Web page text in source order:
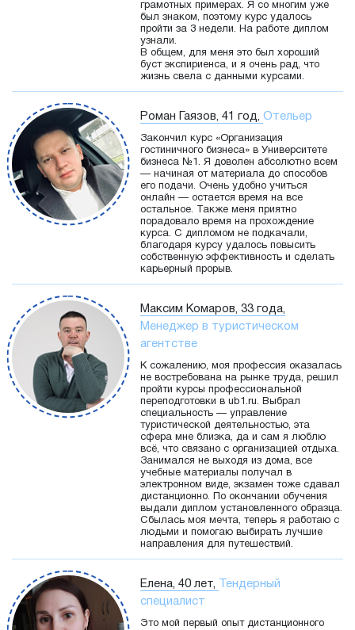
грамотных примерах. Я со многим уже
был знаком, поэтому курс удалось
пройти за 3 недели. На работе диплом
узнали.
В общем, для меня это был хороший
буст экспириенса, и я очень рад, что
жизнь свела с данными курсами.
Роман Гаязов, 41 год, Отельер
Закончил курс «Организация
гостиничного бизнеса» в Университете
бизнеса №1. Я доволен абсолютно всем
— начиная от материала до способов
его подачи. Очень удобно учиться
онлайн — остается время на все
остальное. Также меня приятно
порадовало время на прохождение
курса. С дипломом не подкачали,
благодаря курсу удалось повысить
собственную эффективность и сделать
карьерный прорыв.
Максим Комаров, 33 года,
Менеджер в туристическом
агентстве
К сожалению, моя профессия оказалась
не востребована на рынке труда, решил
пройти курсы профессиональной
переподготовки в ub1.ru. Выбрал
специальность — управление
туристической деятельностью, эта
сфера мне близка, да и сам я люблю
всё, что связано с организацией отдыха.
Занимался не выходя из дома, все
учебные материалы получал в
электронном виде, экзамен тоже сдавал
дистанционно. По окончании обучения
выдали диплом установленного образца.
Сбылась моя мечта, теперь я работаю с
людьми и помогаю выбирать лучшие
направления для путешествий.
Елена, 40 лет,
Тендерный
специалист
Это мой первый опыт дистанционного